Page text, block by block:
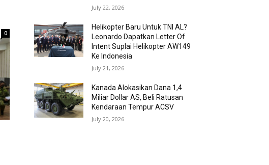
0
July 22, 2026
Helikopter Baru Untuk TNI AL?
Leonardo Dapatkan Letter Of
Intent Suplai Helikopter AW149
Ke Indonesia
July 21, 2026
Kanada Alokasikan Dana 1,4
Miliar Dollar AS, Beli Ratusan
Kendaraan Tempur ACSV
July 20, 2026